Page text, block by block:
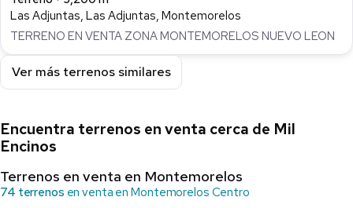
Las Adjuntas, Las Adjuntas, Montemorelos
TERRENO EN VENTA ZONA MONTEMORELOS NUEVO LEON
Ver más terrenos similares
Encuentra terrenos en venta cerca de Mil
Encinos
Terrenos en venta en Montemorelos
74 terrenos en venta en Montemorelos Centro